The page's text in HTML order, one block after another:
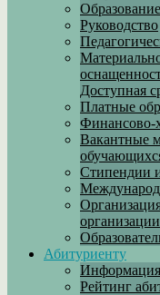
Образование
Руководство
Доступная
Платные
Финансово-
Вакантные
Стипендии
организации
Абитуриенту
Информация
Рейтинг